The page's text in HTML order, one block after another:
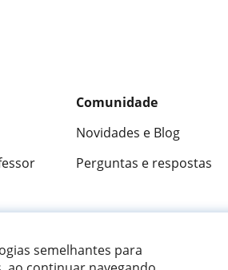
semelhantes para
Comunidade
Novidades e Blog
Perguntas e respostas